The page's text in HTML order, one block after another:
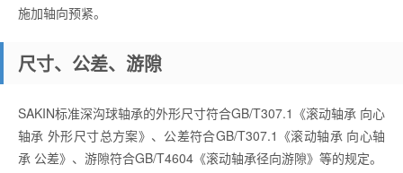
施加轴向预紧。
尺寸、公差、游隙
SAKIN标准深沟球轴承的外形尺寸符合GB/T307.1《滚动轴承 向心
轴承 外形尺寸总方案》、公差符合GB/T307.1《滚动轴承 向心轴
承 公差》、游隙符合GB/T4604《滚动轴承径向游隙》等的规定。